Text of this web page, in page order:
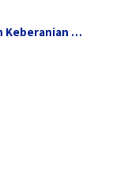
Keberanian …